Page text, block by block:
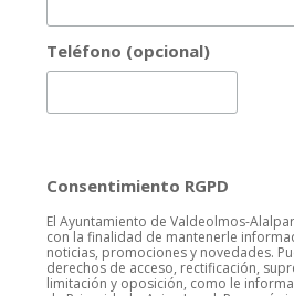
Teléfono (opcional)
Consentimiento RGPD
El Ayuntamiento de Valdeolmos-
con la finalidad de mantenerle
noticias, promociones y novedades.
derechos de acceso, rectificación,
limitación y oposición, como le